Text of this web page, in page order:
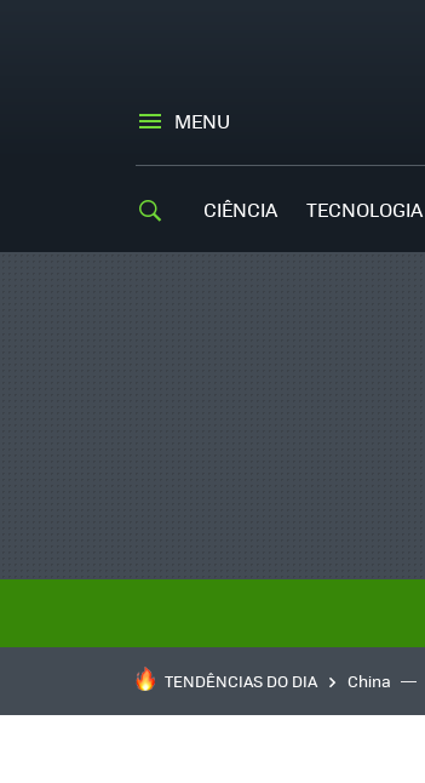
MENU
CIÊNCIA TECNOLOGIA
TENDÊNCIAS DO DIA China